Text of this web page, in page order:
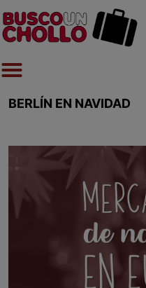
BERLÍN EN NAVIDAD